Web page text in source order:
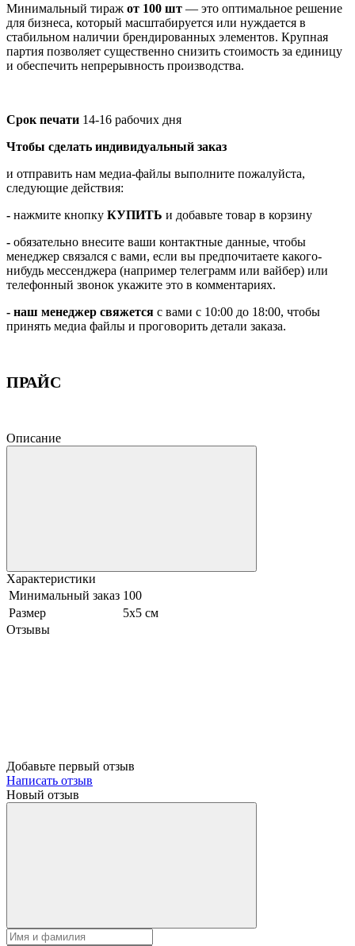
Минимальный тираж от 100 шт — это оптимальное решение
для бизнеса, который масштабируется или нуждается в
стабильном наличии брендированных элементов. Крупная
партия позволяет существенно снизить стоимость за единицу
и обеспечить непрерывность производства.
Срок печати 14-16 рабочих дня
Чтобы сделать индивидуальный заказ
и отправить нам медиа-файлы выполните пожалуйста,
следующие действия:
- нажмите кнопку КУПИТЬ и добавьте товар в корзину
- обязательно внесите ваши контактные данные, чтобы
менеджер связался с вами, если вы предпочитаете какого-
нибудь мессенджера (например телеграмм или вайбер) или
телефонный звонок укажите это в комментариях.
- наш менеджер свяжется с вами с 10:00 до 18:00, чтобы
принять медиа файлы и проговорить детали заказа.
ПРАЙС
Описание
Характеристики
Минимальный заказ 100
Размер
5х5 см
Отзывы
Добавьте первый отзыв
Написать отзыв
Новый отзыв